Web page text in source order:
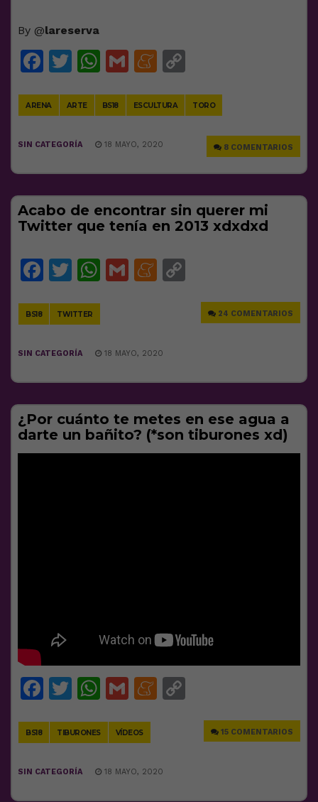
By @lareserva
Facebook
Twitter
WhatsApp
GmailMeneame
ARENA ARTE BS18 ESCULTURA TORO
8 COMENTARIOS
SIN CATEGORÍA 18 MAYO, 2020
Acabo de encontrar sin querer mi
Twitter que tenía en 2013 xdxdxd
Facebook
Twitter
WhatsApp
GmailMeneame
BS18 TWITTER 24 COMENTARIOS
SIN CATEGORÍA 18 MAYO, 2020
¿Por cuánto te metes en ese agua a
darte un bañito? (*son tiburones xd)
Facebook
Twitter
WhatsApp
GmailMeneame
BS18 TIBURONES VÍDEOS 15 COMENTARIOS
SIN CATEGORÍA 18 MAYO, 2020